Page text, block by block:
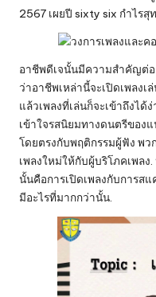
2567 เผยปี sixty six กำไรสุ
อาชีพดีเจนั้นมีความสำคัญต่อ
ว่าอาชีพเหล่านี้จะเปิดเพลง
แล้วเพลงที่เล่นก็จะเข้าถึงได้
เข้าใจรสนิยมทางดนตรีของ
โดยตรงกับพฤติกรรมผู้ฟัง พ
เพลงใหม่ให้กับผู้บริโภคเพลง
นั้นคือการเปิดเพลงกับการสแ
มีอะไรที่มากกว่านั้น.